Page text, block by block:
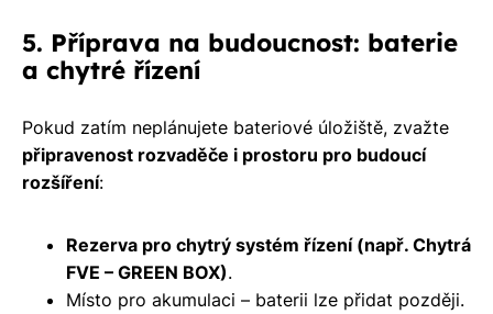
5. Příprava na budoucnost: baterie
a chytré řízení
Pokud zatím neplánujete bateriové úložiště, zvažte
připravenost rozvaděče i prostoru pro budoucí
rozšíření:
Rezerva pro chytrý systém řízení (např. Chytrá
FVE – GREEN BOX).
Místo pro akumulaci – baterii lze přidat později.